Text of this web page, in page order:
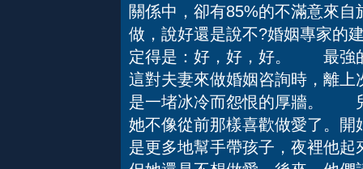
關係中，卻有85%的不滿意來
做，說好還是說不?婚姻專家的
定得是：好，好，好。 最強
這對夫妻來做婚姻咨詢時，離
是一堵冰冷而怨恨的厚牆。
她不像從前那樣喜歡做愛了。
是更多地幫手帶孩子，夜裡他